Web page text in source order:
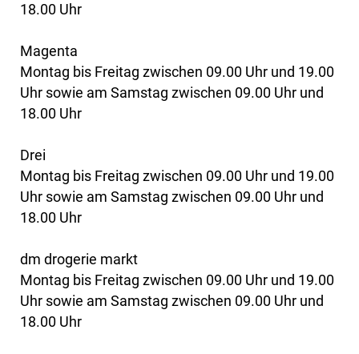
18.00 Uhr
Magenta
Montag bis Freitag zwischen 09.00 Uhr und 19.00
Uhr sowie am Samstag zwischen 09.00 Uhr und
18.00 Uhr
Drei
Montag bis Freitag zwischen 09.00 Uhr und 19.00
Uhr sowie am Samstag zwischen 09.00 Uhr und
18.00 Uhr
dm drogerie markt
Montag bis Freitag zwischen 09.00 Uhr und 19.00
Uhr sowie am Samstag zwischen 09.00 Uhr und
18.00 Uhr